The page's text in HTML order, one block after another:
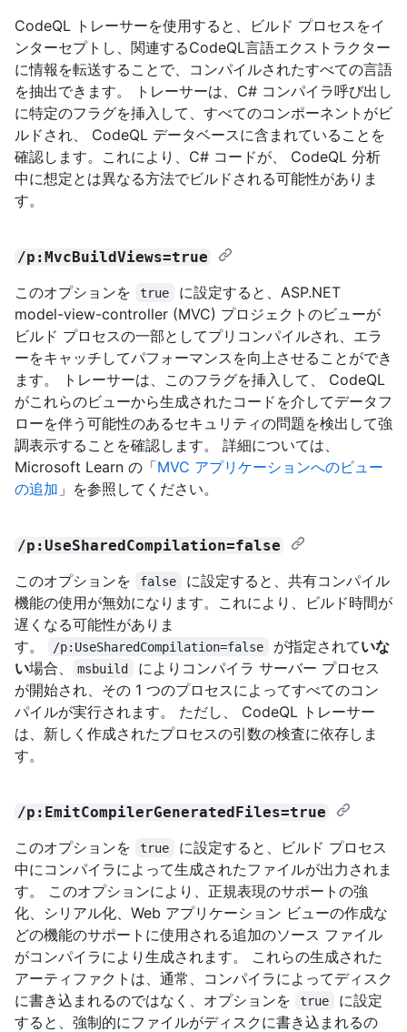
CodeQL トレーサーを使用すると、ビルド プロセスをイ
ンターセプトし、関連するCodeQL言語エクストラクター
に情報を転送することで、コンパイルされたすべての言語
を抽出できます。 トレーサーは、C# コンパイラ呼び出し
に特定のフラグを挿入して、すべてのコンポーネントがビ
ルドされ、 CodeQL データベースに含まれていることを
確認します。これにより、C# コードが、 CodeQL 分析
中に想定とは異なる方法でビルドされる可能性がありま
す。
/p:MvcBuildViews=true
このオプションを true
に設定すると、ASP.NET
model-view-controller (MVC) プロジェクトのビューが
ビルド プロセスの一部としてプリコンパイルされ、エラ
ーをキャッチしてパフォーマンスを向上させることができ
ます。 トレーサーは、このフラグを挿入して、 CodeQL
がこれらのビューから生成されたコードを介してデータフ
ローを伴う可能性のあるセキュリティの問題を検出して強
調表示することを確認します。 詳細については、
Microsoft Learn の「MVC アプリケーションへのビュー
の追加 」を参照してください。
/p:UseSharedCompilation=false
このオプションを false
に設定すると、共有コンパイル
機能の使用が無効になります。これにより、ビルド時間が
遅くなる可能性がありま
す。
/p:UseSharedCompilation=false が指定されていな
い場合、 msbuild
によりコンパイラ サーバー プロセス
が開始され、その 1 つのプロセスによってすべてのコン
パイルが実行されます。 ただし、 CodeQL トレーサー
は、新しく作成されたプロセスの引数の検査に依存しま
す。
/p:EmitCompilerGeneratedFiles=true
このオプションを true
に設定すると、ビルド プロセス
中にコンパイラによって生成されたファイルが出力されま
す。 このオプションにより、正規表現のサポートの強
化、シリアル化、Web アプリケーション ビューの作成な
どの機能のサポートに使用される追加のソース ファイル
がコンパイラにより生成されます。 これらの生成された
アーティファクトは、通常、コンパイラによってディスク
に書き込まれるのではなく、オプションを
true
に設定
すると、強制的にファイルがディスクに書き込まれるの